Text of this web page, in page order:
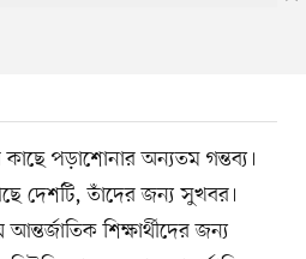
পড়াশোনার অন্যতম গন্তব্য।
দেশটি, তাঁদের জন্য সুখবর।
আন্তর্জাতিক শিক্ষার্থীদের জন্য